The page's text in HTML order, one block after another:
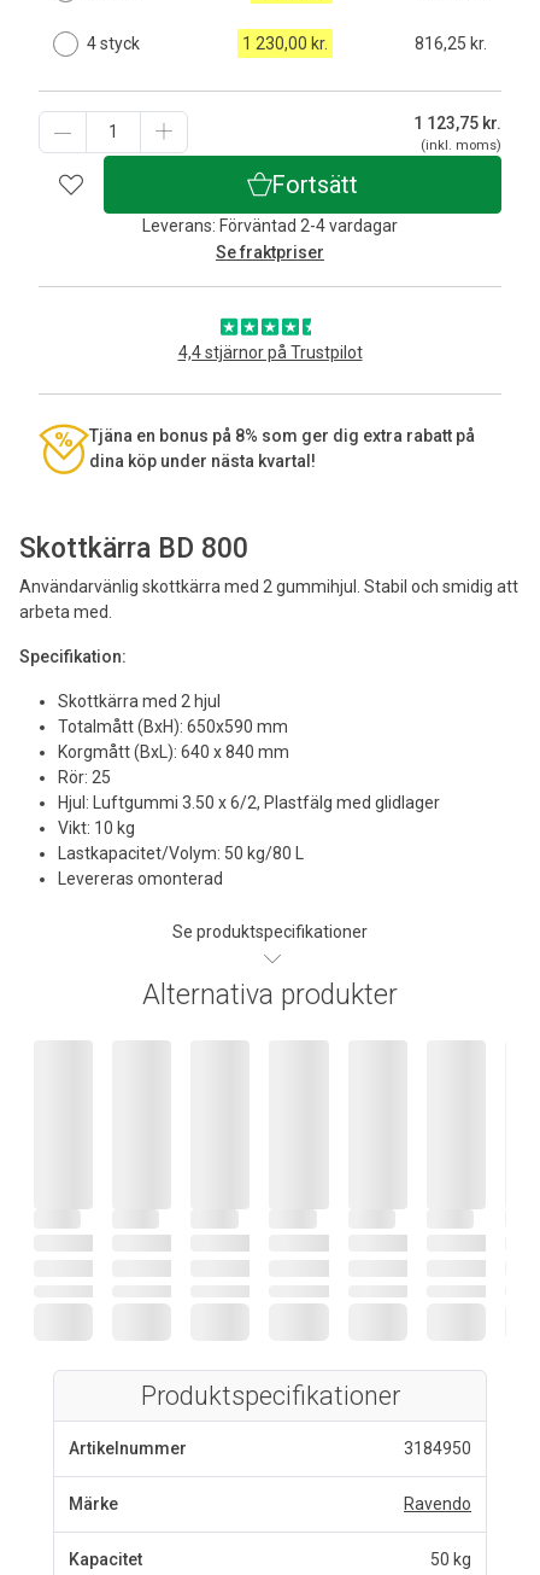
Skottkärra BD 800
Användarvänlig skottkärra med 2 gummihjul. Stabil och smidig att
arbeta med.
Specifikation:
Skottkärra med 2 hjul
Totalmått (BxH): 650x590 mm
Korgmått (BxL): 640 x 840 mm
Rör: 25
Hjul: Luftgummi 3.50 x 6/2, Plastfälg med glidlager
Vikt: 10 kg
Lastkapacitet/Volym: 50 kg/80 L
Levereras omonterad
Se produktspecifikationer
4 styck 1 230,00 kr. 816,25 kr.
1 123,75 kr.
(inkl. moms)
Fortsätt
Leverans: Förväntad 2-4 vardagar
Se fraktpriser
4,4 stjärnor på Trustpilot
Tjäna en bonus på 8% som ger dig extra rabatt på
dina köp under nästa kvartal!
Alternativa produkter
Produktspecifikationer
Artikelnummer 3184950
Märke Ravendo
Kapacitet 50 kg